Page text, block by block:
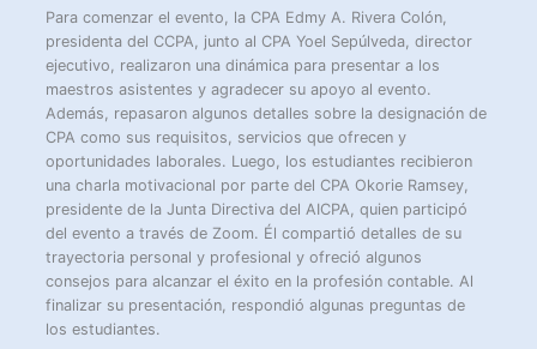
Para comenzar el evento, la CPA Edmy A. Rivera Colón,
presidenta del CCPA, junto al CPA Yoel Sepúlveda, director
ejecutivo, realizaron una dinámica para presentar a los
maestros asistentes y agradecer su apoyo al evento.
Además, repasaron algunos detalles sobre la designación de
CPA como sus requisitos, servicios que ofrecen y
oportunidades laborales. Luego, los estudiantes recibieron
una charla motivacional por parte del CPA Okorie Ramsey,
presidente de la Junta Directiva del AICPA, quien participó
del evento a través de Zoom. Él compartió detalles de su
trayectoria personal y profesional y ofreció algunos
consejos para alcanzar el éxito en la profesión contable. Al
finalizar su presentación, respondió algunas preguntas de
los estudiantes.